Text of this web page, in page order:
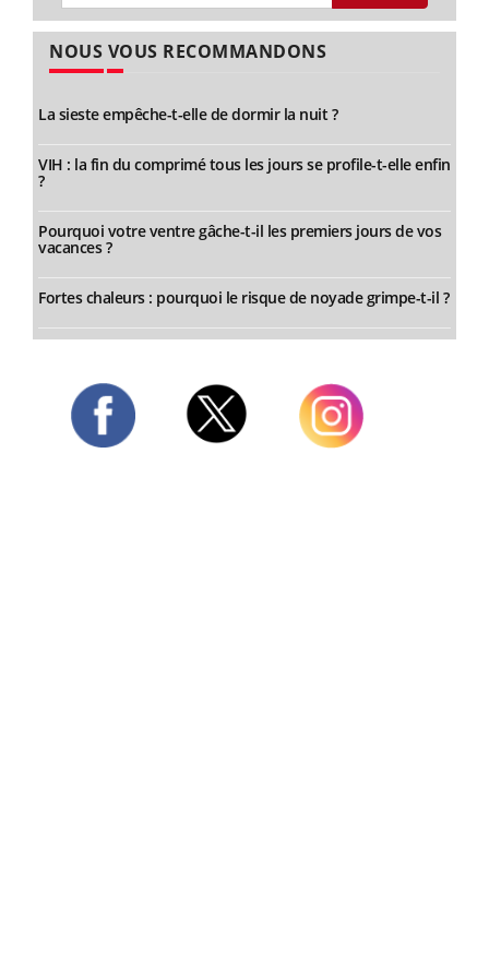
NOUS VOUS RECOMMANDONS
La sieste empêche-t-elle de dormir la nuit ?
VIH : la fin du comprimé tous les jours se profile-t-elle enfin
?
Pourquoi votre ventre gâche-t-il les premiers jours de vos
vacances ?
Fortes chaleurs : pourquoi le risque de noyade grimpe-t-il ?